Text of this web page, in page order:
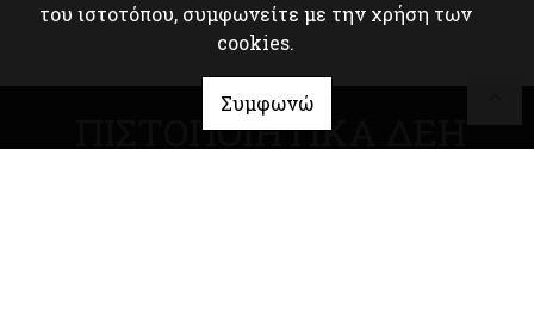
ΠΙΣΤΟΠΟΙΗΤΙΚΑ ΔΕΗ
του ιστοτόπου, συμφωνείτε με την χρήση των
cookies.
Συμφωνώ